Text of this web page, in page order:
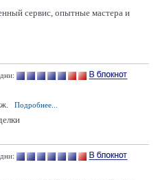
сервис, опытные мастера и
Подробнее...